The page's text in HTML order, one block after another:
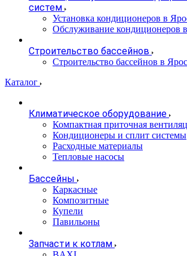
систем
Установка кондиционеров в
Обслуживание кондиционеров
Строительство бассейнов
Строительство бассейнов в
Каталог
Климатическое оборудование
Компактная приточная
Кондиционеры и сплит системы
Расходные материалы
Тепловые насосы
Бассейны
Каркасные
Композитные
Купели
Павильоны
Запчасти к котлам